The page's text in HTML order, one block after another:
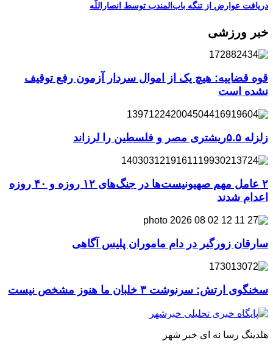
دریافت عوارض از تنگه باب‌المندب توسط انصاراللّه
خبر ورزشی
قوه قضاییه: هیچ یک از اموال سردار آزمون رفع توقیف
نشده است
زلزله ۵.۵ریشتری مصر و فلسطین را لرزاند
۲ عامل مهم صهیونیست‌ها در جنگ‌های ۱۲ روزه و ۴۰ روزه
اعدام شدند
سارقان زورگیر در دام ماموران پلیس آگاهی
سخنگوی ارتش: سرنوشت ۳ خلبان ما هنوز مشخص نیست
هلدینگ رسا نه ای خبر شهر